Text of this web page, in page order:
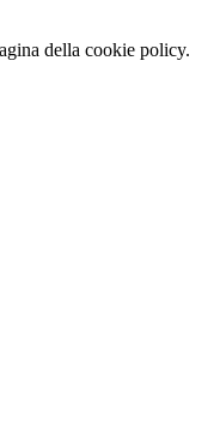
della cookie policy.